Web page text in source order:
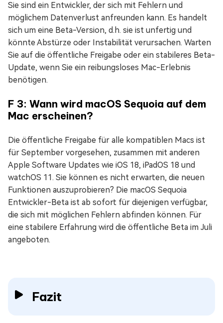
Sie sind ein Entwickler, der sich mit Fehlern und
möglichem Datenverlust anfreunden kann. Es handelt
sich um eine Beta-Version, d.h. sie ist unfertig und
könnte Abstürze oder Instabilität verursachen. Warten
Sie auf die öffentliche Freigabe oder ein stabileres Beta-
Update, wenn Sie ein reibungsloses Mac-Erlebnis
benötigen.
F 3: Wann wird macOS Sequoia auf dem
Mac erscheinen?
Die öffentliche Freigabe für alle kompatiblen Macs ist
für September vorgesehen, zusammen mit anderen
Apple Software Updates wie iOS 18, iPadOS 18 und
watchOS 11. Sie können es nicht erwarten, die neuen
Funktionen auszuprobieren? Die macOS Sequoia
Entwickler-Beta ist ab sofort für diejenigen verfügbar,
die sich mit möglichen Fehlern abfinden können. Für
eine stabilere Erfahrung wird die öffentliche Beta im Juli
angeboten.
Fazit